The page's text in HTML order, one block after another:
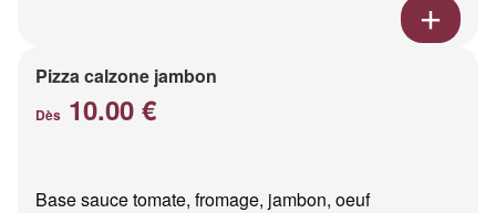
Pizza calzone jambon
Dès 10.00 €
Base sauce tomate, fromage, jambon, oeuf